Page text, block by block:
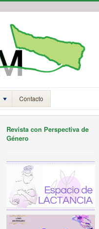
Contacto
Revista con Perspectiva de
Género